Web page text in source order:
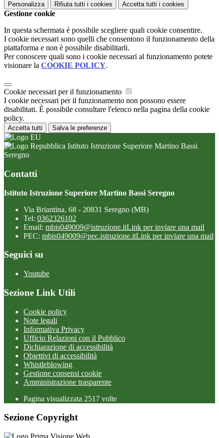
Personalizza Rifiuta tutti i cookies Accetta tutti i cookies
Gestione cookie
In questa schermata è possibile scegliere quali cookie consentire.
I cookie necessari sono quelli che consentono il funzionamento della
piattaforma e non è possibile disabilitarli.
Per conoscere quali sono i cookie necessari al funzionamento potete
visionare la COOKIE POLICY.
Cookie necessari per il funzionamento
I cookie necessari per il funzionamento non possono essere
disabilitati. È possibile consultare l'elenco nella pagina della cookie
policy.
Accetta tutti Salva le preferenze
Istituto Istruzione Superiore Martino Bassi
Seregno
Contatti
Istituto Istruzione Superiore Martino Bassi Seregno
Via Briantina, 68 - 20831 Seregno (MB)
Tel: 0362326102
Email: mbis049009@istruzione.itLink per inviare una mail
PEC: mbis049009@pec.istruzione.itLink per inviare una mail
Seguici su
Youtube
Sezione Link Utili
Cookie policy
Note legali
Informativa Privacy
Ufficio Relazioni con il Pubblico
Dichiarazione di accessibilità
Obiettivi di accessibilità
Whistleblowing
Gestione consensi cookie
Amministrazione trasparente
Pagina visualizzata 2517 volte
Sezione Copyright